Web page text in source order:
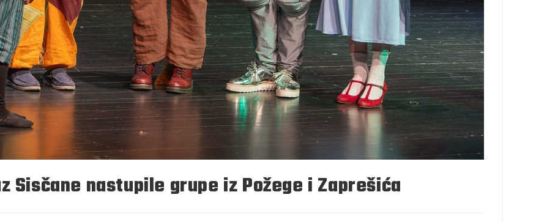
Sisčane nastupile grupe iz Požege i Zaprešića